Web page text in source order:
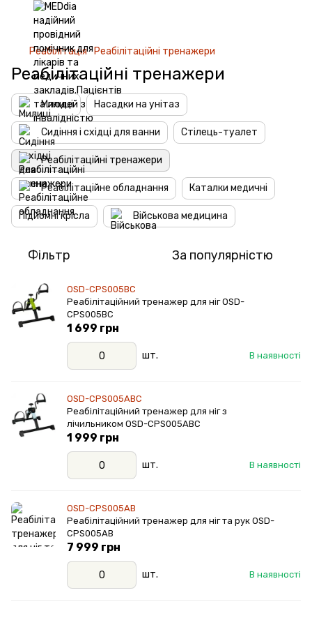
Реабілітація Реабілітаційні тренажери
Реабілітаційні тренажери
Милиці Насадки на унітаз
Сидіння і східці для ванни Стілець-туалет
Реабілітаційні тренажери
Реабілітаційне обладнання Каталки медичні
Підйомні крісла Військова медицина
Фільтр За популярністю
OSD-CPS005BC
Реабілітаційний тренажер для ніг OSD-
CPS005BC
В наявності
1 699 грн
шт.
OSD-CPS005ABC
Реабілітаційний тренажер для ніг з
лічильником OSD-CPS005ABC
В наявності
1 999 грн
шт.
OSD-CPS005AB
Реабілітаційний тренажер для ніг та рук OSD-
CPS005AB
В наявності
7 999 грн
шт.